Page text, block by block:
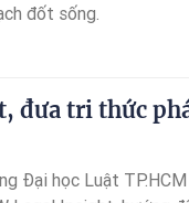
đốt sống.
đưa tri thức
Đại học Luật TP.HCM